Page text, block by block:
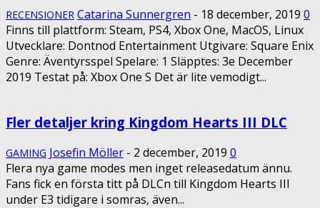
RECENSIONER Catarina Sunnergren - 18 december, 2019 0
Finns till plattform: Steam, PS4, Xbox One, MacOS, Linux
Utvecklare: Dontnod Entertainment Utgivare: Square Enix
Genre: Äventyrsspel Spelare: 1 Släpptes: 3e December
2019 Testat på: Xbox One S Det är lite vemodigt...
Fler detaljer kring Kingdom Hearts III DLC
GAMING Josefin Möller - 2 december, 2019 0
Flera nya game modes men inget releasedatum ännu.
Fans fick en första titt på DLCn till Kingdom Hearts III
under E3 tidigare i somras, även...